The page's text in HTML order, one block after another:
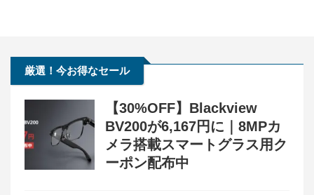
厳選！今お得なセール
【30%OFF】Blackview
BV200が6,167円に｜8MPカ
メラ搭載スマートグラス用ク
ーポン配布中